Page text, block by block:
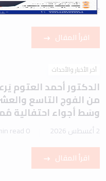
2 أغسطس 2026 1 min read
اقرأ المقال
آخر الأخبار والأحداث
الدكتور أحمد العتوم
من الفوج التاسع
وسَط أجواء احتفالية
2 أغسطس 2026 0 min read
اقرأ المقال